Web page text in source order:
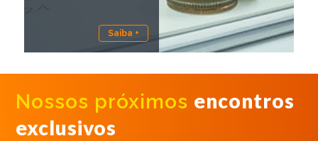
Saiba +
Nossos próximos encontros
exclusivos